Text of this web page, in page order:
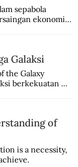
sepabola
ekonomi
Galaksi
the Galaxy
berkekuatan
of
is a necessity,